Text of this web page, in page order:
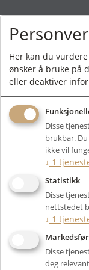
Forside / Produkter/
GO Bar
Her kan du
ønsker å bruke på
eller deaktiver
Disse
brukbar.
ikke vil
↓ 1
Statistikk
Disse
nettstedet
↓ 1
Disse
deg